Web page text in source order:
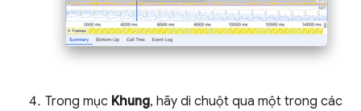
Trong mục Khung, hãy di chuột qua một trong các